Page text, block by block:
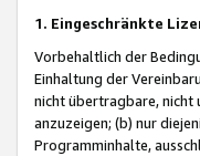
1. Eingeschränkte
Vorbehaltlich der
Einhaltung der
nicht übertragbare, nicht
anzuzeigen; (b) nur
Programminhalte,